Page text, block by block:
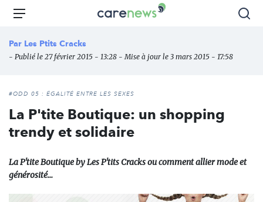
Aller
principal
Carenews,
des
l'engagement
Menu
Par Les Ptits Cracks
- Publié le 27 février 2015 - 13:28 - Mise à jour le 3 mars 2015 - 17:58
#ODD 05 : ÉGALITÉ ENTRE LES SEXES
La P'tite Boutique: un shopping
trendy et solidaire
La P'tite Boutique by Les P'tits Cracks ou comment allier mode et
générosité...